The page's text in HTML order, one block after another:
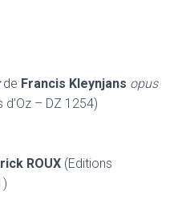
de Francis Kleynjans opus
– DZ 1254)
ROUX (Editions